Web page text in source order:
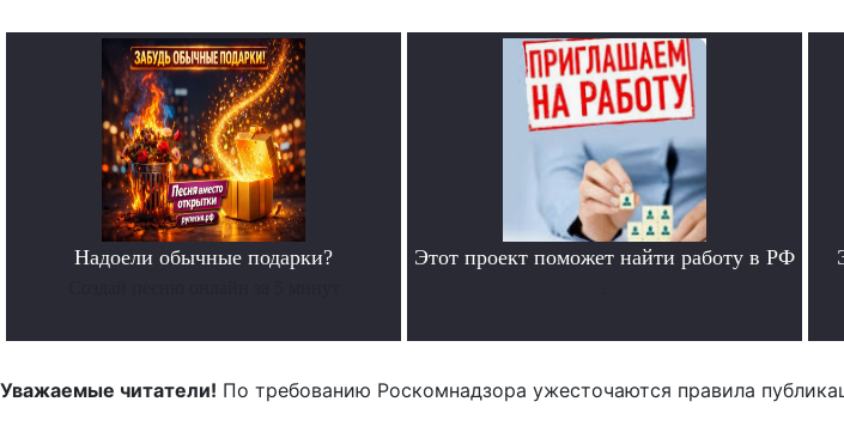
Надоели обычные подарки? Этот проект поможет найти работу в РФ
Уважаемые читатели! По требованию Роскомнадзора ужесточаются правила